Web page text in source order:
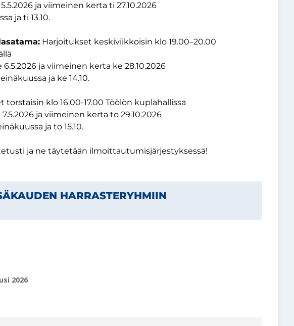
ja viimeinen kerta ti 27.10.2026
ja ti 13.10.
Harjoitukset keskiviikkoisin klo 19.00–20.00
ja viimeinen kerta ke 28.10.2026
ja ke 14.10.
klo 16.00-17.00 Töölön kuplahallissa
ja viimeinen kerta to 29.10.2026
ja to 15.10.
ja ne täytetään ilmoittautumisjärjestyksessä!
HARRASTERYHMIIN